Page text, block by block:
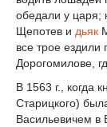
обедали у царя;
Щепотев и дьяк
все трое ездили
Дорогомилове,
В 1563 г., когда
Старицкого)
Васильевичем в